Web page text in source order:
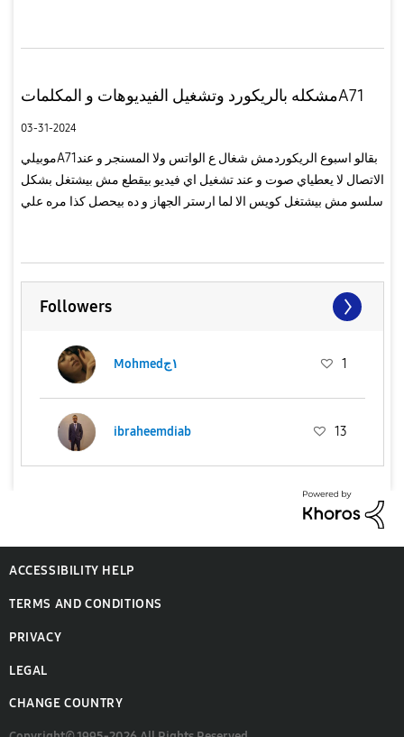
مشكله بالريكورد وتشغيل الفيديوهات و المكلماتA71
03-31-2024
موبيليA71بقالو اسبوع الريكوردمش شغال ع الواتس ولا المسنجر و عند
الاتصال لا يعطياي صوت و عند تشغيل اي فيديو بيقطع مش بيشتغل بشكل
سلسو مش بيشتغل كويس الا لما ارستر الجهاز و ده بيحصل كذا مره علي
Followers
Mohmed١ج 1
ibraheemdiab 13
ACCESSIBILITY HELP
TERMS AND CONDITIONS
PRIVACY
LEGAL
CHANGE COUNTRY